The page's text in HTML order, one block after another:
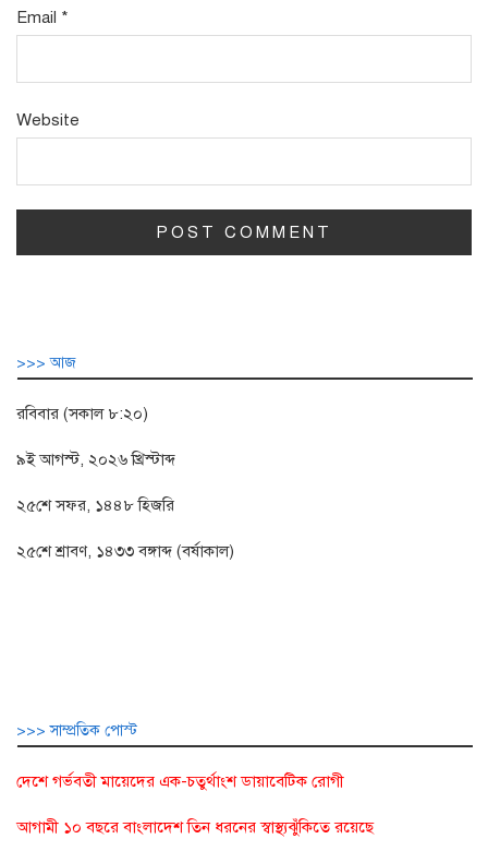
Email *
Website
>>> আজ
রবিবার (সকাল ৮:২০)
৯ই আগস্ট, ২০২৬ খ্রিস্টাব্দ
২৫শে সফর, ১৪৪৮ হিজরি
২৫শে শ্রাবণ, ১৪৩৩ বঙ্গাব্দ (বর্ষাকাল)
>>> সাম্প্রতিক পোস্ট
দেশে গর্ভবতী মায়েদের এক-চতুর্থাংশ ডায়াবেটিক রোগী
আগামী ১০ বছরে বাংলাদেশ তিন ধরনের স্বাস্থ্যঝুঁকিতে রয়েছে